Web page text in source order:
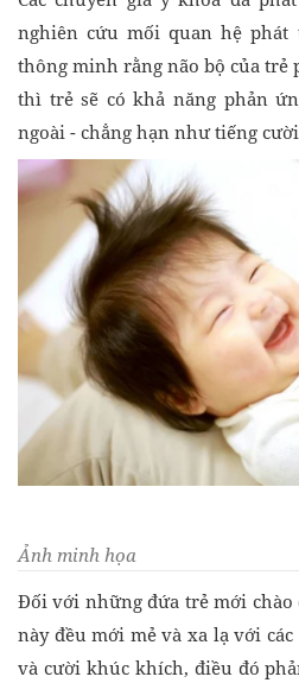
nghiên cứu mối quan hệ
thông minh rằng não bộ của trẻ
thì trẻ sẽ có khả năng phản
ngoài - chẳng hạn như tiếng
Ảnh minh họa
Đối với những đứa trẻ mới
này đều mới mẻ và xa lạ với
và cười khúc khích, điều đó